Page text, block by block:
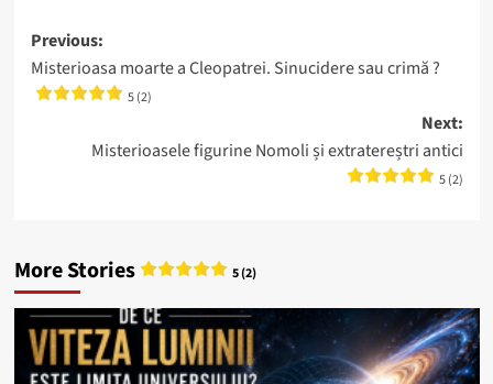
Post
navigation
Previous:
Misterioasa moarte a Cleopatrei. Sinucidere sau crimă ?
5 (2)
Next:
Misterioasele figurine Nomoli și extratereștri antici
5 (2)
More Stories 5 (2)